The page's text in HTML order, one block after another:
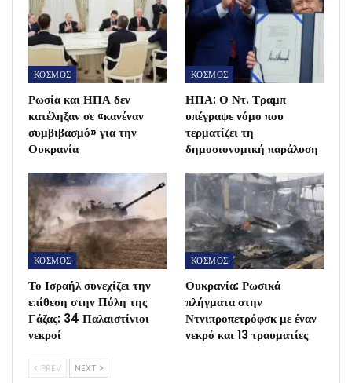
ΚΟΣΜΟΣ
Ρωσία και ΗΠΑ δεν
κατέληξαν σε «κανέναν
συμβιβασμό» για την
Ουκρανία
ΚΟΣΜΟΣ
ΗΠΑ: Ο Ντ. Τραμπ
υπέγραψε νόμο που
τερματίζει τη
δημοσιονομική παράλυση
ΚΟΣΜΟΣ
Το Ισραήλ συνεχίζει την
επίθεση στην Πόλη της
Γάζας: 34 Παλαιστίνιοι
νεκροί
ΚΟΣΜΟΣ
Ουκρανία: Ρωσικά
πλήγματα στην
Ντνιπροπετρόφσκ με έναν
νεκρό και 13 τραυματίες
PREV NEXT